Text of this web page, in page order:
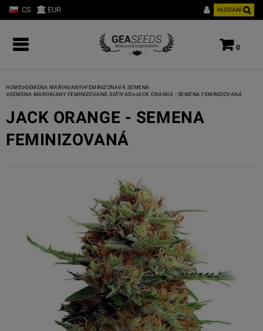
CS EUR HLEDÁNÍ
0
HOME>SEMENA MARIHUANY>FEMINIZONAVÁ SEMENA
>SEMENA MARIHUANY FEMINIZOVANÁ SATIVAS >JACK ORANGE - SEMENA FEMINIZOVANÁ
JACK ORANGE - SEMENA
FEMINIZOVANÁ